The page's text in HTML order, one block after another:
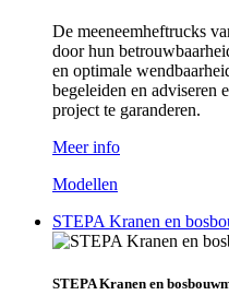
De meeneemheftrucks
door hun
en optimale
begeleiden en adviseren
project te garanderen.
Meer info
Modellen
STEPA Kranen en
STEPA Kranen en